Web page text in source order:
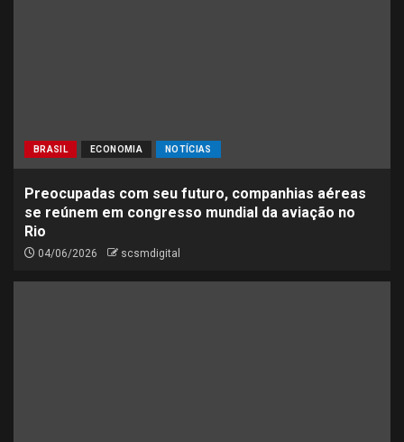
BRASIL ECONOMIA NOTÍCIAS
Preocupadas com seu futuro, companhias aéreas
se reúnem em congresso mundial da aviação no
Rio
04/06/2026 scsmdigital